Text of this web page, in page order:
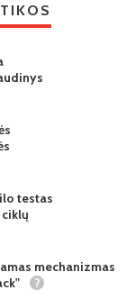
testas
mechanizmas
?